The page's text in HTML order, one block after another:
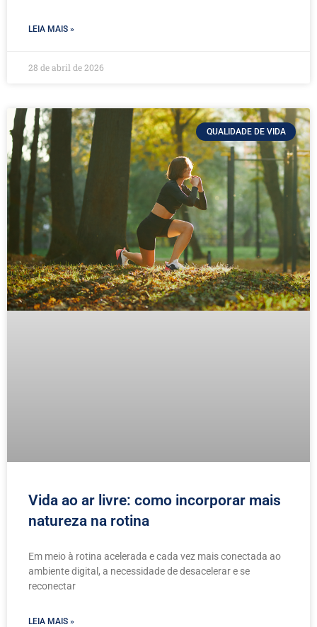
LEIA MAIS »
28 de abril de 2026
QUALIDADE DE VIDA
Vida ao ar livre: como incorporar mais
natureza na rotina
Em meio à rotina acelerada e cada vez mais conectada ao
ambiente digital, a necessidade de desacelerar e se
reconectar
LEIA MAIS »